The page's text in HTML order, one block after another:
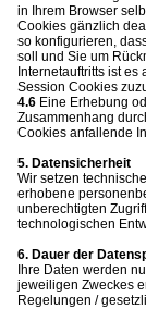
in Ihrem Browser
Cookies gänzlich
so konfigurieren,
soll und Sie um
Internetauftritts ist
Session Cookies
4.6 Eine Erhebung
Zusammenhang
Cookies anfallende
5. Datensicherheit
Wir setzen
erhobene
unberechtigten
technologischen
6. Dauer der
Ihre Daten werden
jeweiligen Zweckes
Regelungen /